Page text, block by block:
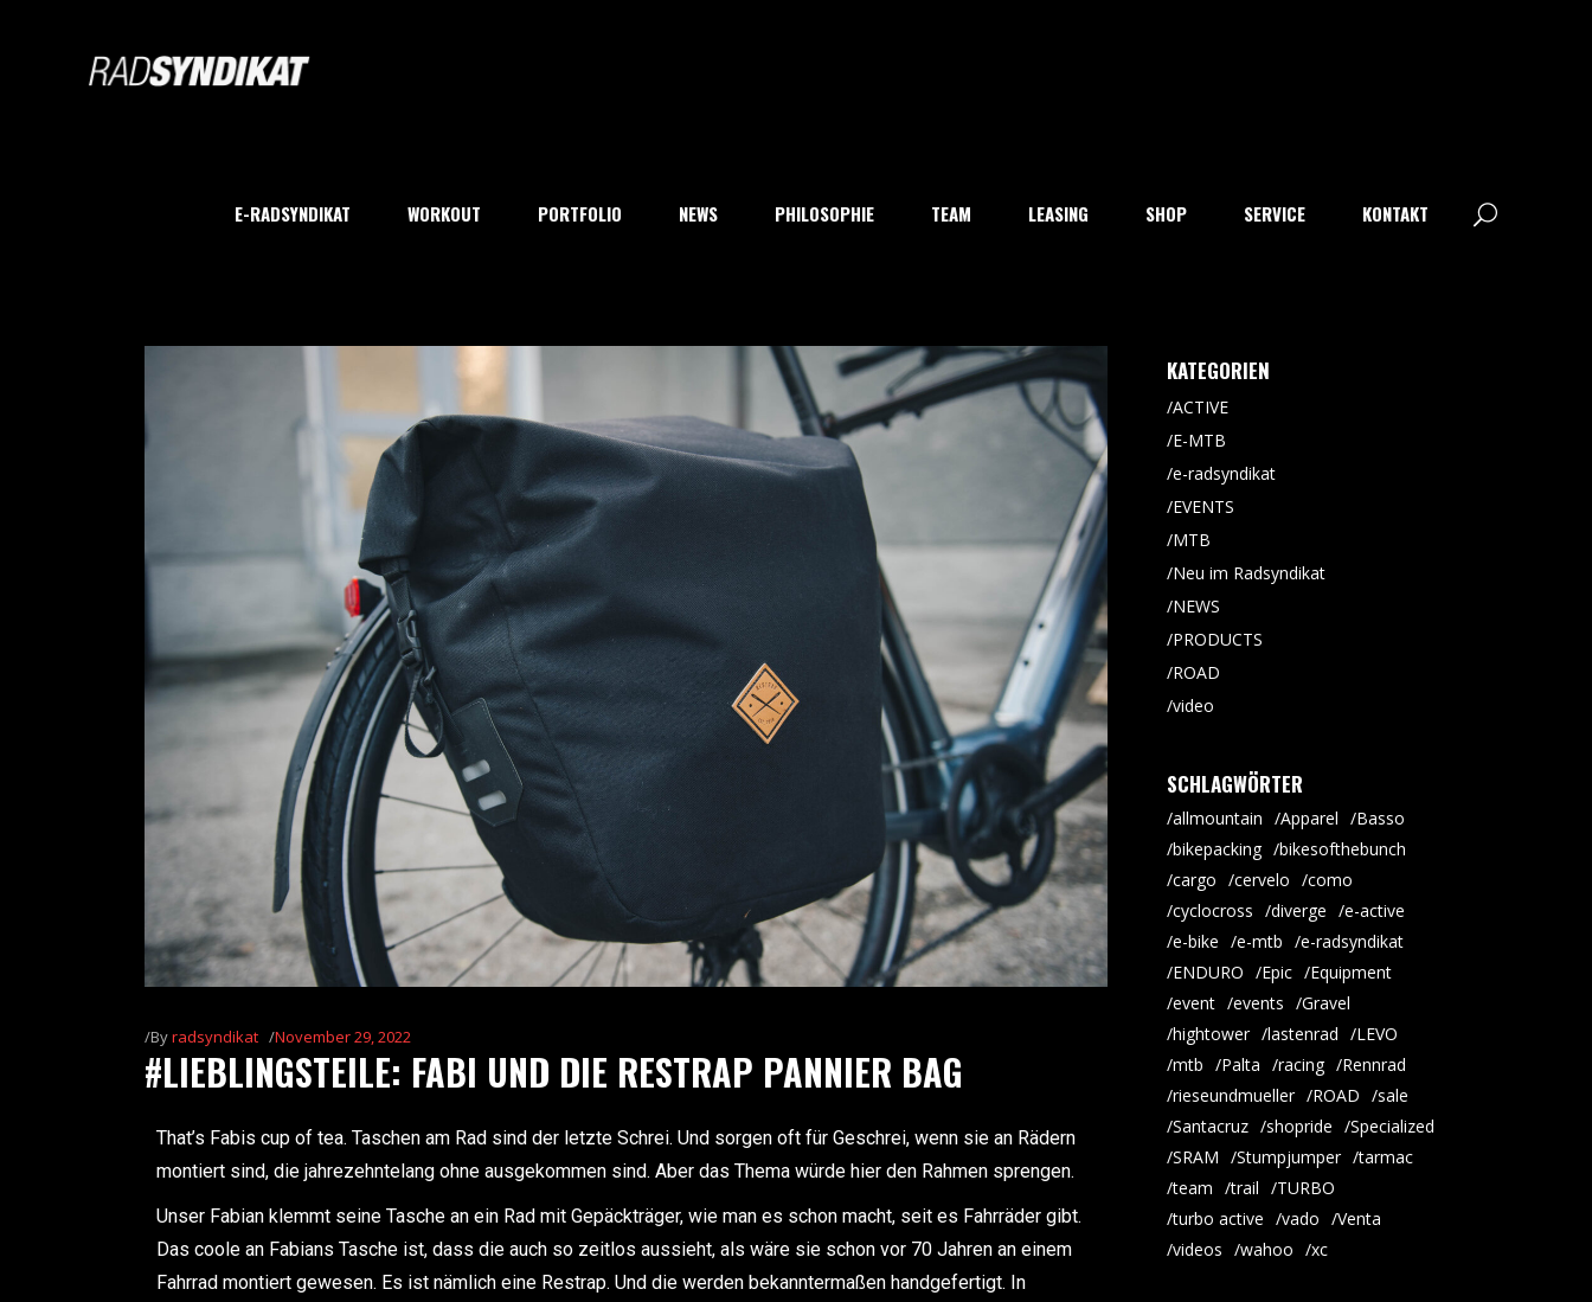
E-RADSYNDIKAT WORKOUT PORTFOLIO NEWS PHILOSOPHIE TEAM LEASING SHOP SERVICE KONTAKT
Byradsyndikat November 29, 2022
#LIEBLINGSTEILE: FABI UND DIE RESTRAP PANNIER BAG
That’s Fabis cup of tea. Taschen am Rad sind der letzte Schrei. Und sorgen oft für Geschrei, wenn sie an Rädern
montiert sind, die jahrezehntelang ohne ausgekommen sind. Aber das Thema würde hier den Rahmen sprengen.
Unser Fabian klemmt seine Tasche an ein Rad mit Gepäckträger, wie man es schon macht, seit es Fahrräder gibt.
Das coole an Fabians Tasche ist, dass die auch so zeitlos aussieht, als wäre sie schon vor 70 Jahren an einem
Fahrrad montiert gewesen. Es ist nämlich eine Restrap. Und die werden bekanntermaßen handgefertigt. In
KATEGORIEN
ACTIVE
E-MTB
e-radsyndikat
EVENTS
MTB
Neu im Radsyndikat
NEWS
PRODUCTS
ROAD
video
SCHLAGWÖRTER
allmountain Apparel
Basso
bikepacking
bikesofthebunch
cargo
cervelo
como
cyclocross
diverge
e-active
e-bike
e-mtb
e-radsyndikat
ENDURO
Epic
Equipment
event
events
Gravel
hightower
lastenrad
LEVO
mtb
Palta racing
Rennrad
rieseundmueller
ROAD
sale
Santacruz
shopride
Specialized
SRAM
Stumpjumper
tarmac
team
trail
TURBO
turbo active
vado
Venta
videos
wahoo xc